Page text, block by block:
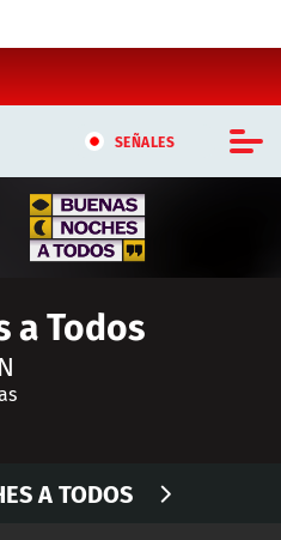
SEÑALES
a Todos
A TODOS